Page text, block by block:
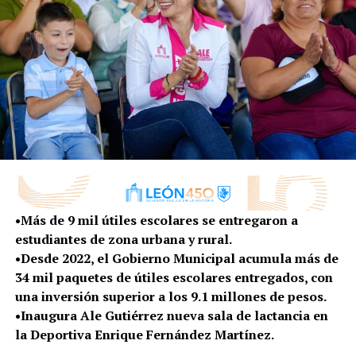
cursan su programa de formación inicial en la academia,
de manera que tanto como ellos y los elementos de la
SSPPC en servicio puedan culminar sus estudios de
bachillerato.
Al respecto, el titular de la SSPPC, Mario Bravo Arrona,
agradeció la suma de esfuerzos en favor de la
profesionalización de los cuerpos de seguridad del
“Es un paso para seguir avanzando para el futuro
del servicio a favor de la ciudadanía leonesa. Esto es
un paso que se logra para la Secretaría en el ámbito
de profesionalización de todos nuestros
compañeros”, señaló.
Asimismo, a través de la Academia de Seguridad se
acordó dar acompañamiento a las y los cadetes que se
•Más de 9 mil útiles escolares se entregaron a
estudiantes de zona urbana y rural.
•Desde 2022, el Gobierno Municipal acumula más de
34 mil paquetes de útiles escolares entregados, con
una inversión superior a los 9.1 millones de pesos.
•Inaugura Ale Gutiérrez nueva sala de lactancia en
la Deportiva Enrique Fernández Martínez.